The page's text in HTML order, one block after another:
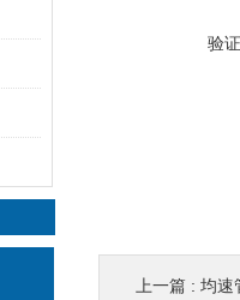
验
上一篇 : 均速